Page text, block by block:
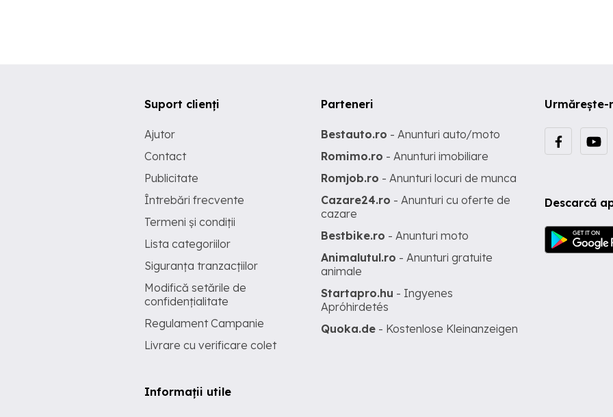
Urmărește-
Descarcă
Suport clienți
Ajutor
Contact
Publicitate
Întrebări frecvente
Termeni și condiții
Lista categoriilor
Siguranța tranzacțiilor
Modifică setările de
confidențialitate
Regulament Campanie
Livrare cu verificare colet
Informații utile
Parteneri
Bestauto.ro - Anunturi auto/moto
Romimo.ro - Anunturi imobiliare
Romjob.ro - Anunturi locuri de munca
Cazare24.ro - Anunturi cu oferte de
cazare
Bestbike.ro - Anunturi moto
Animalutul.ro - Anunturi gratuite
animale
Startapro.hu - Ingyenes
Apróhirdetés
Quoka.de - Kostenlose Kleinanzeigen